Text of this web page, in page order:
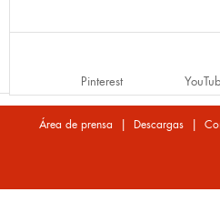
Pinterest
Área de prensa | Descargas|